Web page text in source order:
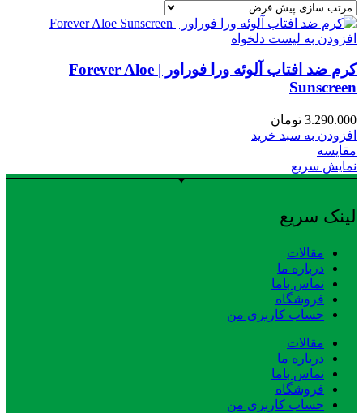
افزودن به لیست دلخواه
کرم ضد افتاب آلوئه ورا فوراور | Forever Aloe
Sunscreen
3.290.000 تومان
افزودن به سبد خرید
مقایسه
نمایش سریع
لینک سریع
مقالات
درباره ما
تماس باما
فروشگاه
حساب کاربری من
مقالات
درباره ما
تماس باما
فروشگاه
حساب کاربری من